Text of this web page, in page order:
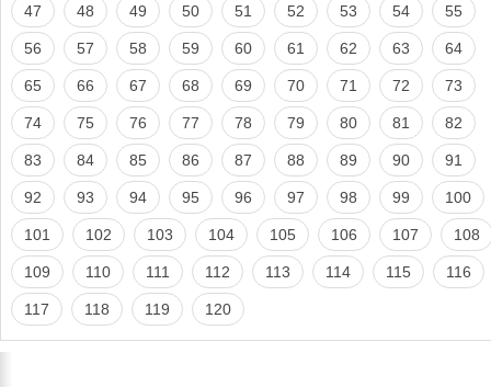
47 48 49 50 51 52 53 54 55
56 57 58 59 60 61 62 63 64
65 66 67 68 69 70 71 72 73
74 75 76 77 78 79 80 81 82
83 84 85 86 87 88 89 90 91
92 93 94 95 96 97 98 99 100
101 102 103 104 105 106 107 108
109 110 111 112 113 114 115 116
117 118 119 120